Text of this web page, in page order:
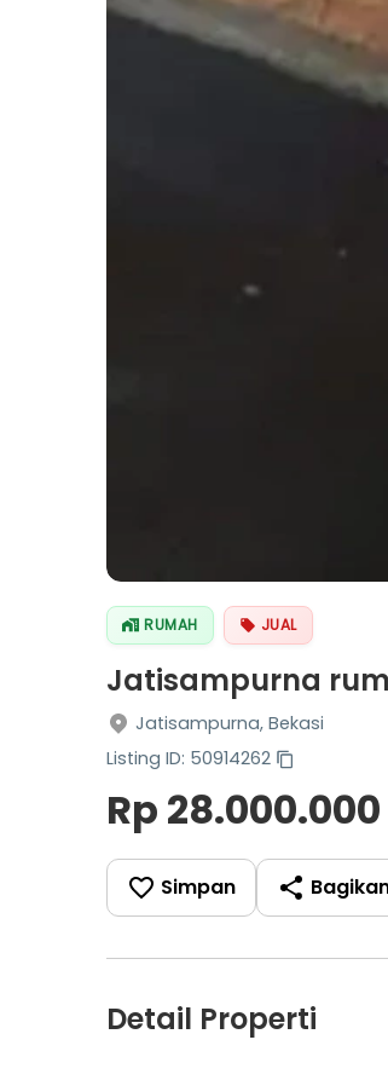
RUMAH JUAL
Jatisampurna
Jatisampurna, Bekasi
Listing ID: 50914262
Rp 28.000.000
Simpan
Detail Properti